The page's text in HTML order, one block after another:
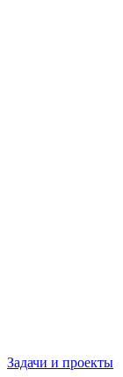
Задачи и проекты